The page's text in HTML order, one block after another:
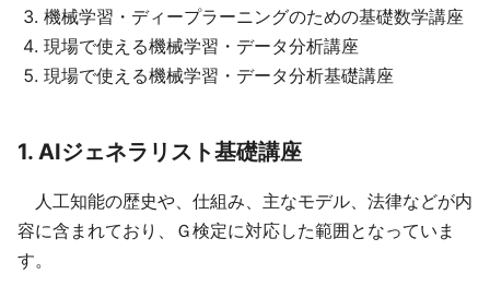
機械学習・ディープラーニングのための基礎数学講座
現場で使える機械学習・データ分析講座
現場で使える機械学習・データ分析基礎講座
1. AIジェネラリスト基礎講座
人工知能の歴史や、仕組み、主なモデル、法律などが内
容に含まれており、Ｇ検定に対応した範囲となっていま
す。